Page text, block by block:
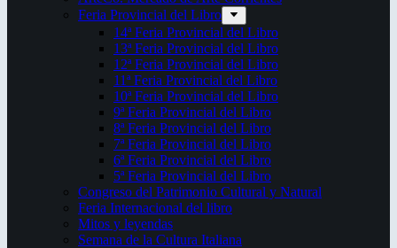
Feria Provincial del Libro
14ª Feria Provincial del Libro
13ª Feria Provincial del Libro
12ª Feria Provincial del Libro
11ª Feria Provincial del Libro
10ª Feria Provincial del Libro
9ª Feria Provincial del Libro
8ª Feria Provincial del Libro
7ª Feria Provincial del Libro
6ª Feria Provincial del Libro
5ª Feria Provincial del Libro
Congreso del Patrimonio Cultural y Natural
Feria Internacional del libro
Mitos y leyendas
Semana de la Cultura Italiana